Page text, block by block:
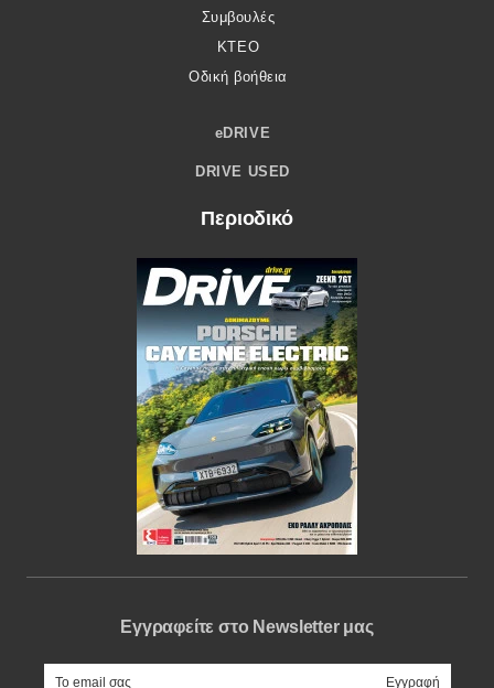
Συμβουλές
ΚΤΕΟ
Οδική βοήθεια
eDRIVE
DRIVE USED
Περιοδικό
Εγγραφείτε στο Newsletter μας
e-mail